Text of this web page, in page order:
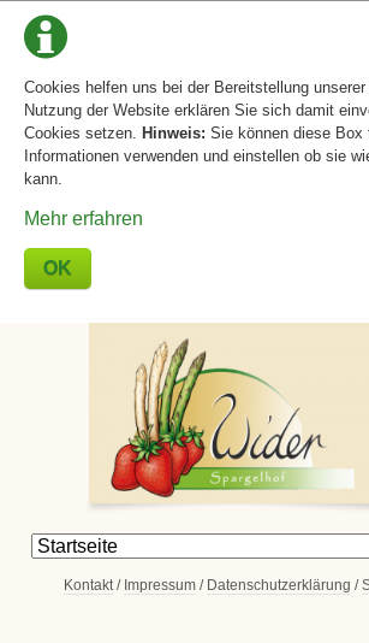
Cookies helfen uns bei der Bereitstellung
Nutzung der Website erklären Sie sich damit
Cookies setzen. Hinweis: Sie können diese Box
Informationen verwenden und einstellen ob sie
kann.
Mehr erfahren
OK
Navigation
überspringen
Navigation
Kontakt Impressum Datenschutzerklärung